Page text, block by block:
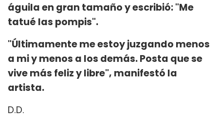
águila en gran tamaño y escribió: "Me
tatué las pompis".
"Últimamente me estoy juzgando menos
a mi y menos a los demás. Posta que se
vive más feliz y libre", manifestó la
artista.
D.D.